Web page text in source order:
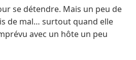
se détendre. Mais un peu de
de mal… surtout quand elle
avec un hôte un peu